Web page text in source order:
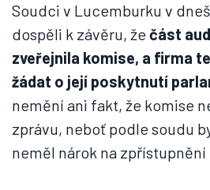
Soudci v Lucemburku v
dospěli k závěru, žečást
zveřejnila komise, a firma
žádat o její poskytnutí
nemění ani fakt, že komise
zprávu, neboť podle soudu
neměl nárok na